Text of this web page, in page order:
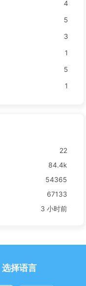
4
5
3
1
5
1
22
84.4k
54365
67133
3 小时前
选择语言